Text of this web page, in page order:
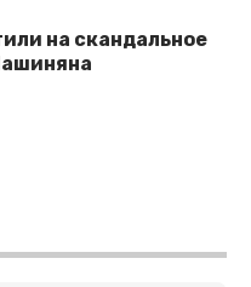
на скандальное